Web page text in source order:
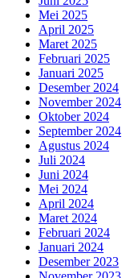
Mei 2025
April 2025
Maret 2025
Februari 2025
Januari 2025
Desember 2024
November 2024
Oktober 2024
September 2024
Agustus 2024
Juli 2024
Juni 2024
Mei 2024
April 2024
Maret 2024
Februari 2024
Januari 2024
Desember 2023